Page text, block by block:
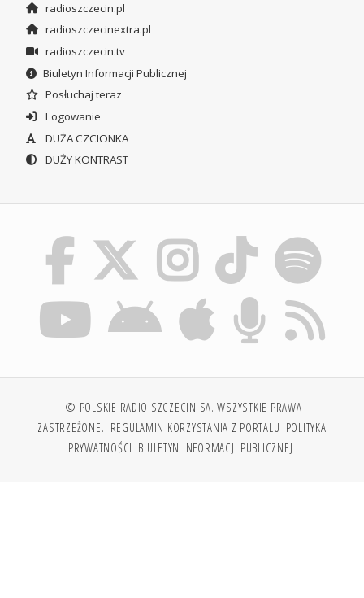
radioszczecin.pl
radioszczecinextra.pl
radioszczecin.tv
Biuletyn Informacji Publicznej
Posłuchaj teraz
Logowanie
DUŻA CZCIONKA
DUŻY KONTRAST
© POLSKIE RADIO SZCZECIN SA. WSZYSTKIE PRAWA
ZASTRZEŻONE. REGULAMIN KORZYSTANIA Z PORTALU POLITYKA
PRYWATNOŚCI BIULETYN INFORMACJI PUBLICZNEJ